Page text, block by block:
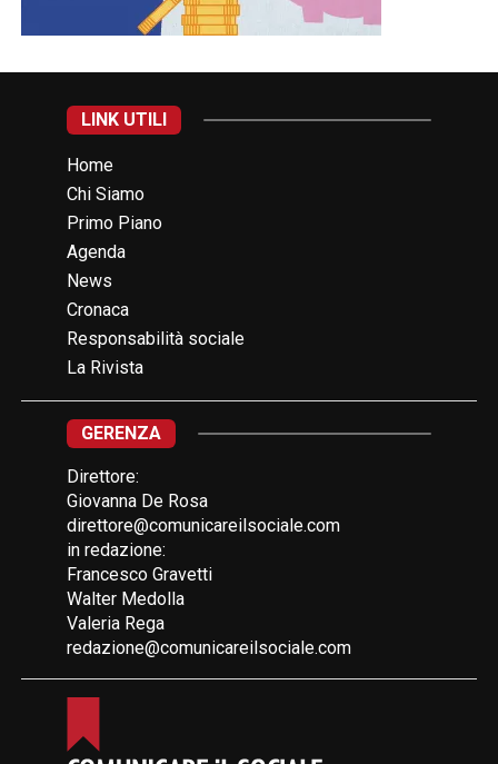
LINK UTILI
Home
Chi Siamo
Primo Piano
Agenda
News
Cronaca
Responsabilità sociale
La Rivista
GERENZA
Direttore:
Giovanna De Rosa
direttore@comunicareilsociale.com
in redazione:
Francesco Gravetti
Walter Medolla
Valeria Rega
redazione@comunicareilsociale.com